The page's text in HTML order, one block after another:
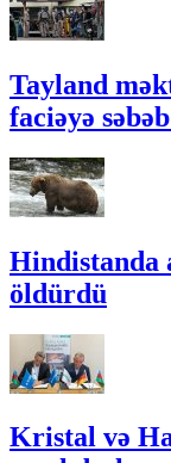
Tayland
faciəyə
Hindistanda
öldürdü
Kristal və